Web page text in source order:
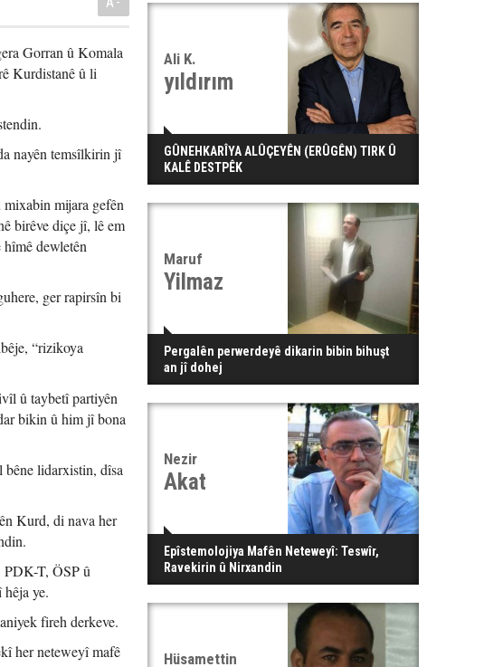
Gorran û Komala
Kurdistanê û li
nayên temsîlkirin jî
mijara gefên
birêve diçe jî, lê em
dewletên
ger rapirsîn bi
“rizikoya
û taybetî partiyên
bikin û him jî bona
lidarxistin, dîsa
Kurd, di nava her
PDK-T, ÖSP û
ye.
fireh derkeve.
her neteweyî mafê
Ali K.
yıldırım
GÛNEHKARÎYA ALÛÇEYÊN (ERÛGÊN) TIRK Û
KALÊ DESTPÊK
Maruf
Yilmaz
Pergalên perwerdeyê dikarin bibin bihuşt
an jî dohej
Nezir
Akat
Epîstemolojiya Mafên Neteweyî: Teswîr,
Ravekirin û Nirxandin
Hüsamettin